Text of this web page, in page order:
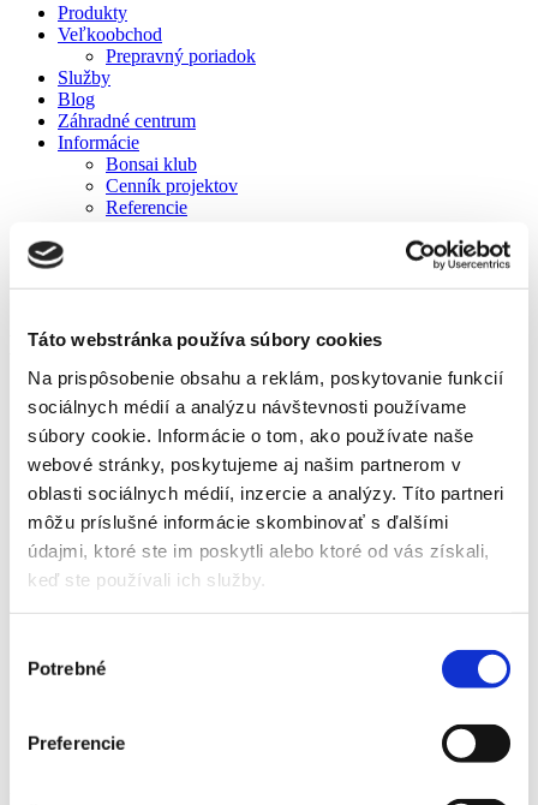
Táto webstránka používa súbory cookies
Na prispôsobenie obsahu a reklám, poskytovanie funkcií
sociálnych médií a analýzu návštevnosti používame
súbory cookie. Informácie o tom, ako používate naše
webové stránky, poskytujeme aj našim partnerom v
oblasti sociálnych médií, inzercie a analýzy. Títo partneri
môžu príslušné informácie skombinovať s ďalšími
údajmi, ktoré ste im poskytli alebo ktoré od vás získali,
keď ste používali ich služby.
súhlasu
Potrebné
Preferencie
Produkty
Veľkoobchod
Prepravný poriadok
Služby
Blog
Záhradné centrum
Informácie
Bonsai klub
Cenník projektov
Referencie
Kontakt
Detail produktu
Domov
Produkty
Umelý kameň
Dlažby
Platňa
Platňa
Domov
Dlažby